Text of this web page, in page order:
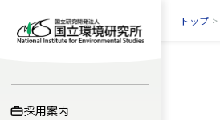
採用案内
トップ >